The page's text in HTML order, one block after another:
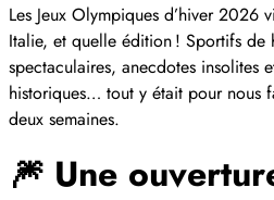
Les Jeux Olympiques d’hiver 2026
Italie, et quelle édition ! Sportifs de
spectaculaires, anecdotes insolites
historiques… tout y était pour nous
deux semaines.
🎆 Une